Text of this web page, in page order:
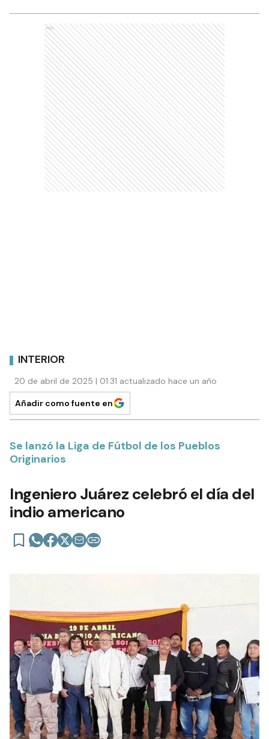
Ads
INTERIOR
20 de abril de 2025 | 01:31 actualizado hace un año
Añadir como fuente en
Se lanzó la Liga de Fútbol de los Pueblos
Originarios
Ingeniero Juárez celebró el día del
indio americano